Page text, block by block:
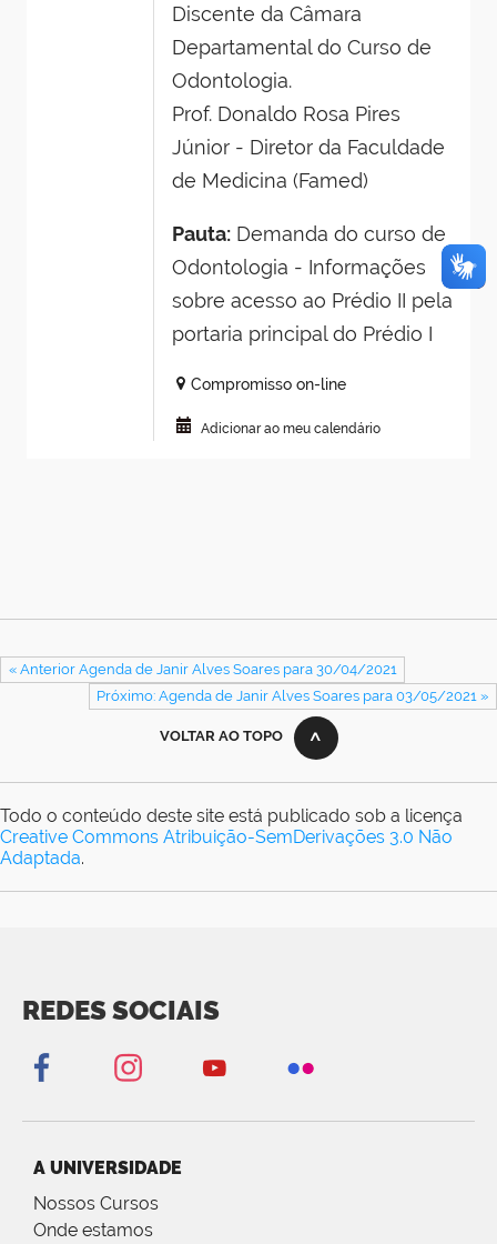
Discente da Câmara
Departamental do Curso de
Odontologia.
Prof. Donaldo Rosa Pires
Júnior - Diretor da Faculdade
de Medicina (Famed)
Pauta:Demanda do curso de
Odontologia - Informações
sobre acesso ao Prédio II pela
portaria principal do Prédio I
Compromisso on-line
Adicionar ao meu calendário
« Anterior Agenda de Janir Alves Soares para 30/04/2021
Próximo: Agenda de Janir Alves Soares para 03/05/2021 »
VOLTAR AO TOPO
Todo o conteúdo deste site está publicado sob a licença
Creative Commons Atribuição-SemDerivações 3.0 Não
Adaptada.
REDES SOCIAIS
A UNIVERSIDADE
Nossos Cursos
Onde estamos